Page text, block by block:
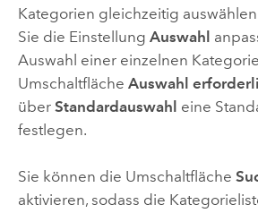
Kategorien gleichzeitig
Sie die Einstellung Auswahl
Auswahl einer einzelnen
Umschaltfläche Auswahl
über Standardauswahl eine
festlegen.
Sie können die Umschaltfläche
aktivieren, sodass die